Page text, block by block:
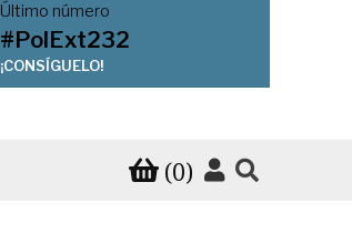
Último número
#PolExt232
¡CONSÍGUELO!
(0)